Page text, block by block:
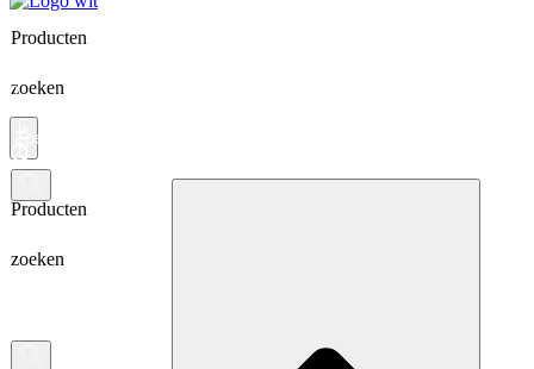
Producten
zoeken
Producten
zoeken